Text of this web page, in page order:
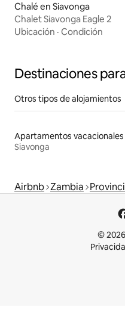
Chalé en Siavonga
Chalet Siavonga Eagle 2
Ubicación · Condición
Destinaciones
Otros tipos de alojamientos
Apartamentos vacacionales
Siavonga
Airbnb Zambia
©